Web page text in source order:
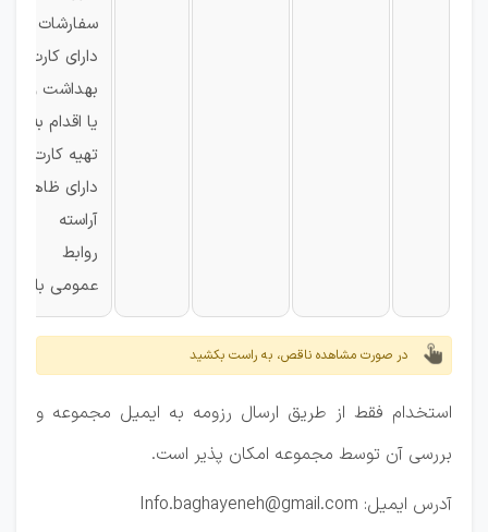
سفارشات
دارای کارت
بهداشت و
یا اقدام به
تهیه کارت
دارای ظاهر
آراسته
روابط
عمومی بالا
در صورت مشاهده ناقص، به راست بکشید
استخدام فقط از طریق ارسال رزومه به ایمیل مجموعه و
بررسی آن توسط مجموعه امکان پذیر است.
آدرس ایمیل: Info.baghayeneh@gmail.com